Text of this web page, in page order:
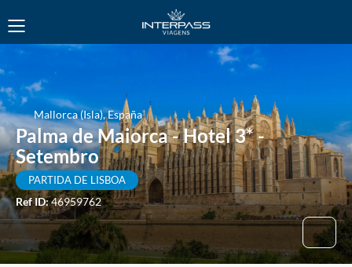
Mallorca (Isla), España
Palma de Maiorca - Hotel 3* -
Setembro
PARTIDA DE LISBOA
Ref ID:46959762